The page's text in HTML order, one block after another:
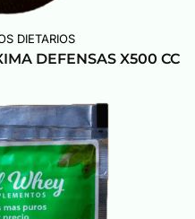
DIETARIOS
DEFENSAS X500 CC